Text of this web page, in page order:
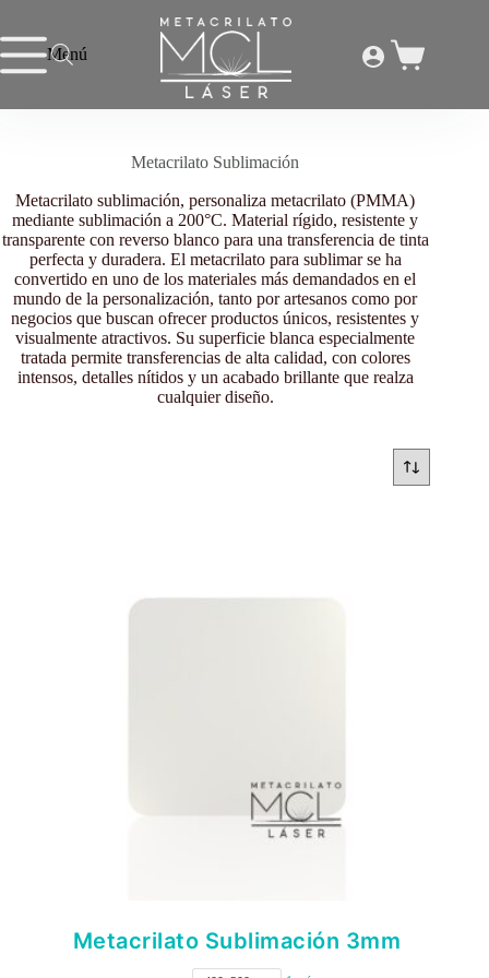
contenidoMenú
Carro
Metacrilato Sublimación
Metacrilato Sublimación
Metacrilato sublimación, personaliza metacrilato (PMMA)
mediante sublimación a 200°C. Material rígido, resistente y
transparente con reverso blanco para una transferencia de tinta
perfecta y duradera. El metacrilato para sublimar se ha
convertido en uno de los materiales más demandados en el
mundo de la personalización, tanto por artesanos como por
negocios que buscan ofrecer productos únicos, resistentes y
visualmente atractivos. Su superficie blanca especialmente
tratada permite transferencias de alta calidad, con colores
intensos, detalles nítidos y un acabado brillante que realza
cualquier diseño.
Metacrilato Sublimación 3mm